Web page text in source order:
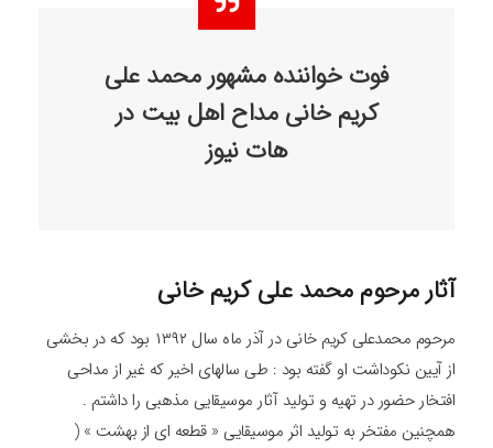
فوت خواننده مشهور محمد علی
کریم خانی مداح اهل بیت در
هات نیوز
آثار مرحوم محمد علی کریم خانی
مرحوم محمدعلی کریم خانی در آذر ماه سال ۱۳۹۲ بود که در بخشی
از آیین نکوداشت او گفته بود : طی سالهای اخیر که غیر از مداحی
افتخار حضور در تهیه و تولید آثار موسیقایی مذهبی را داشتم .
همچنین مفتخر به تولید اثر موسیقایی « قطعه ای از بهشت » (